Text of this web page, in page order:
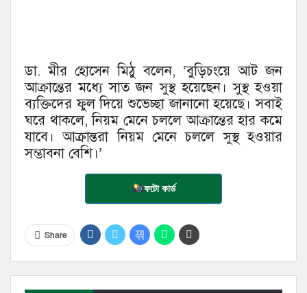
ডা. মীর হোসেন মিঠু বলেন, ‘বুড়িচংয়ে আট জন
আক্রান্তের মধ্যে সাত জন সুস্থ হয়েছেন। সুস্থ হওয়া
ব্যক্তিদের ফুল দিয়ে শুভেচ্ছা জানানো হয়েছে। সবাই
ঘরে থাকলে, নিয়ম মেনে চললে আক্রান্তের হার কমে
যাবে। আক্রান্তরা নিয়ম মেনে চললে সুস্থ হওয়ার
সম্ভাবনা বেশি।’
ফটো কার্ড
Share